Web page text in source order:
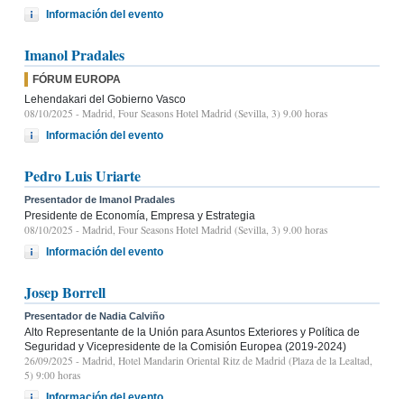
Información del evento
Imanol Pradales
FÓRUM EUROPA
Lehendakari del Gobierno Vasco
08/10/2025 - Madrid, Four Seasons Hotel Madrid (Sevilla, 3) 9.00 horas
Información del evento
Pedro Luis Uriarte
Presentador de Imanol Pradales
Presidente de Economía, Empresa y Estrategia
08/10/2025 - Madrid, Four Seasons Hotel Madrid (Sevilla, 3) 9.00 horas
Información del evento
Josep Borrell
Presentador de Nadia Calviño
Alto Representante de la Unión para Asuntos Exteriores y Política de
Seguridad y Vicepresidente de la Comisión Europea (2019-2024)
26/09/2025 - Madrid, Hotel Mandarin Oriental Ritz de Madrid (Plaza de la Lealtad,
5) 9:00 horas
Información del evento